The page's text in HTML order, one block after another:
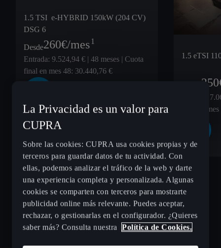
1.5 TSI e-HYBRID 150kW (204 CV)
DSG 6
Desde260€/mes1
Entrada: 9.524,94 € | 48 meses | Cuota
final en mes 48: 30.440,76 €
1.5 eTSI
250
Entrada:
final en
La Privacidad es un valor para
CUPRA
Sobre las cookies: CUPRA usa cookies propias y de
terceros para guardar datos de tu actividad. Con
ellas, podemos analizar el tráfico de la web y darte
una experiencia completa y personalizada. Algunas
cookies se comparten con terceros para mostrarte
publicidad online más relevante. Puedes aceptar,
rechazar, o gestionarlas en el configurador. ¿Quieres
saber más? Consulta nuestra Política de Cookies.